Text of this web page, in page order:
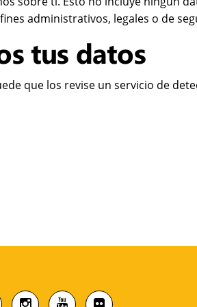
administrativos, legales o de
tus datos
que los revise un servicio de